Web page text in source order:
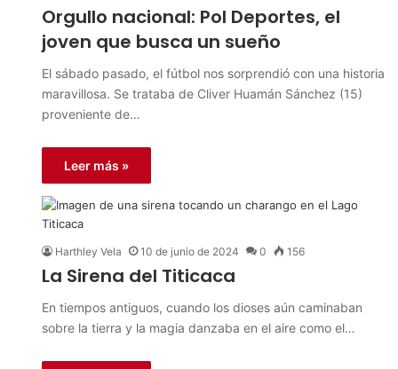
Orgullo nacional: Pol Deportes, el
joven que busca un sueño
El sábado pasado, el fútbol nos sorprendió con una historia
maravillosa. Se trataba de Cliver Huamán Sánchez (15)
proveniente de…
Leer más »
Harthley Vela 10 de junio de 2024 0 156
La Sirena del Titicaca
En tiempos antiguos, cuando los dioses aún caminaban
sobre la tierra y la magia danzaba en el aire como el…